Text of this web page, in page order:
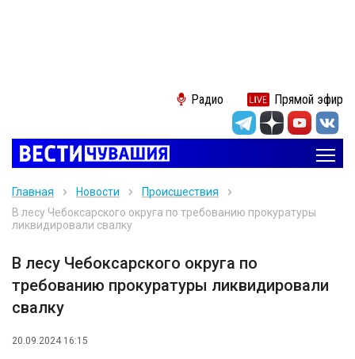
Радио Прямой эфир
Главная Новости
Происшествия
В лесу Чебоксарского округа по требованию прокуратуры
ликвидировали свалку
В лесу Чебоксарского округа по
требованию прокуратуры ликвидировали
свалку
20.09.2024 16:15